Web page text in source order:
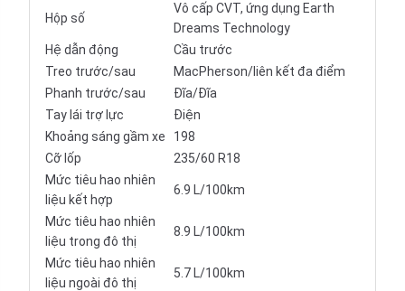
Hộp số
Vô cấp CVT, ứng dụng Earth
Dreams Technology
Hệ dẫn động
Cầu trước
Treo trước/sau
MacPherson/liên kết đa điểm
Phanh trước/sau
Đĩa/Đĩa
Tay lái trợ lực
Điện
Khoảng sáng gầm xe
198
Cỡ lốp
235/60 R18
Mức tiêu hao nhiên
liệu kết hợp
6.9 L/100km
Mức tiêu hao nhiên
liệu trong đô thị
8.9 L/100km
Mức tiêu hao nhiên
liệu ngoài đô thị
5.7 L/100km